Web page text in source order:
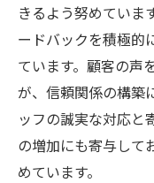
きるよう努めていま
ードバックを積極的
ています。顧客の声
が、信頼関係の構築
ッフの誠実な対応と
の増加にも寄与して
めています。